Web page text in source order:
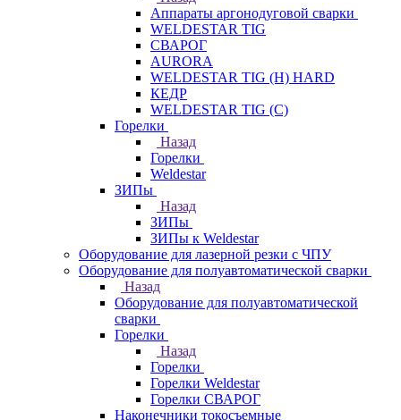
Аппараты аргонодуговой сварки
WELDESTAR TIG
СВАРОГ
AURORA
WELDESTAR TIG (H) HARD
КЕДР
WELDESTAR TIG (С)
Горелки
Назад
Горелки
Weldestar
ЗИПы
Назад
ЗИПы
ЗИПы к Weldestar
Оборудование для лазерной резки с ЧПУ
Оборудование для полуавтоматической сварки
Назад
Оборудование для полуавтоматической
сварки
Горелки
Назад
Горелки
Горелки Weldestar
Горелки СВАРОГ
Наконечники токосъемные